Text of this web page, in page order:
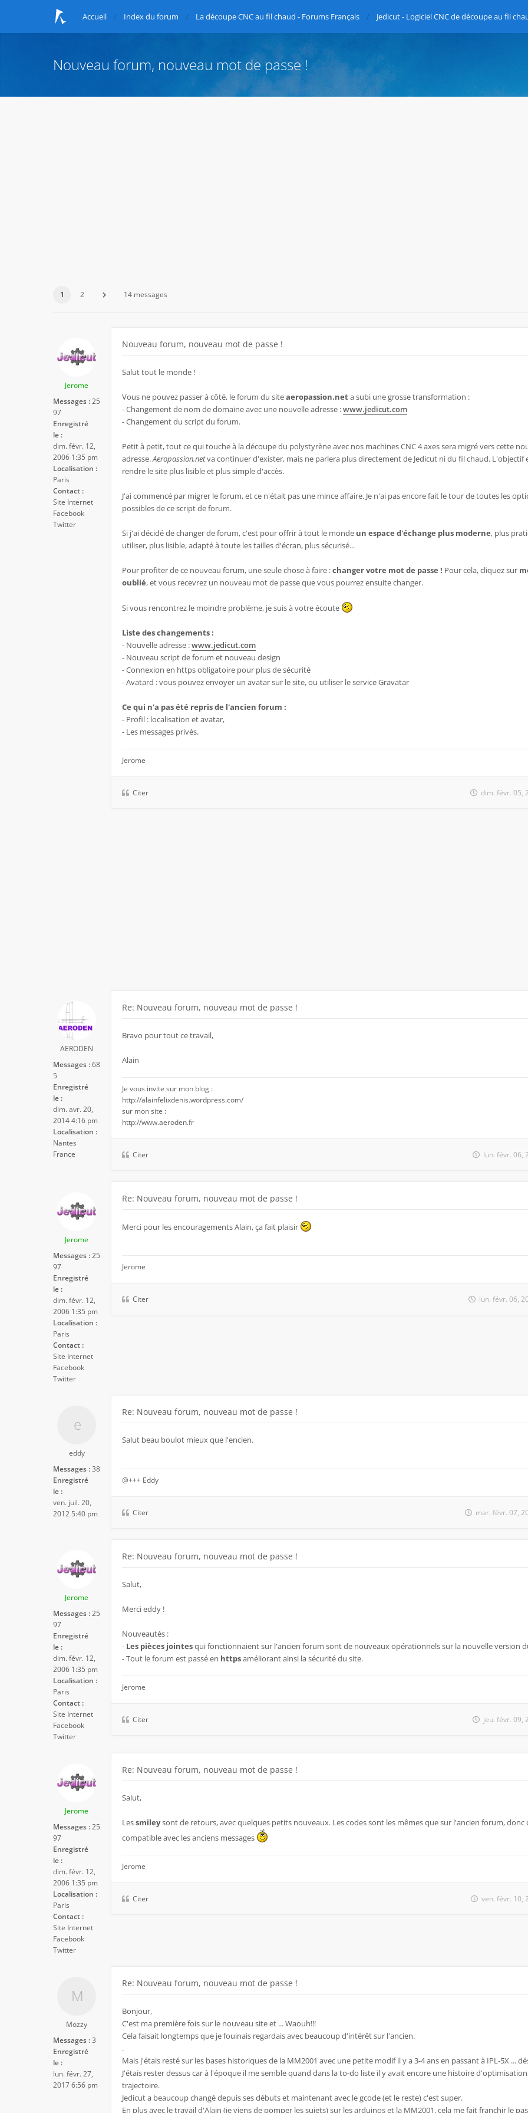
Accueil Index du forum La découpe CNC au fil chaud - Forums Français Jedicut - Logiciel CNC de découpe au fil
Nouveau forum, nouveau mot de passe !
1 2 14 messages
Jerome
Messages :25
97
Enregistré
le :
dim. févr. 12,
2006 1:35 pm
Localisation :
Paris
Contact :
Site Internet
Facebook
Twitter
Nouveau forum, nouveau mot de passe !
Salut tout le monde !
Vous ne pouvez passer à côté, le forum du siteaeropassion.neta subi une grosse transformation :
- Changement de nom de domaine avec une nouvelle adresse :www.jedicut.com
- Changement du script du forum.
Petit à petit, tout ce qui touche à la découpe du polystyrène avec nos machines CNC 4 axes sera migré vers cette
adresse.Aeropassion.netva continuer d'exister, mais ne parlera plus directement de Jedicut ni du fil chaud. L'objectif
rendre le site plus lisible et plus simple d'accès.
J'ai commencé par migrer le forum, et ce n'était pas une mince affaire. Je n'ai pas encore fait le tour de toutes les
possibles de ce script de forum.
Si j'ai décidé de changer de forum, c'est pour offrir à tout le monde un espace d'échange plus moderne, plus
utiliser, plus lisible, adapté à toute les tailles d'écran, plus sécurisé...
Pour profiter de ce nouveau forum, une seule chose à faire :changer votre mot de passe ! Pour cela, cliquez sur
oublié, et vous recevrez un nouveau mot de passe que vous pourrez ensuite changer.
Si vous rencontrez le moindre problème, je suis à votre écoute
Liste des changements :
- Nouvelle adresse :www.jedicut.com
- Nouveau script de forum et nouveau design
- Connexion en https obligatoire pour plus de sécurité
- Avatard : vous pouvez envoyer un avatar sur le site, ou utiliser le service Gravatar
Ce qui n'a pas été repris de l'ancien forum :
- Profil : localisation et avatar,
- Les messages privés.
Jerome
Citer dim. févr. 05,
AERODEN
Messages :68
5
Enregistré
le :
dim. avr. 20,
2014 4:16 pm
Localisation :
Nantes
France
Re: Nouveau forum, nouveau mot de passe !
Bravo pour tout ce travail,
Alain
Je vous invite sur mon blog :
http://alainfelixdenis.wordpress.com/
sur mon site :
http://www.aeroden.fr
Citer lun. févr. 06,
Jerome
Messages :25
97
Enregistré
le :
dim. févr. 12,
2006 1:35 pm
Localisation :
Paris
Contact :
Site Internet
Facebook
Twitter
Re: Nouveau forum, nouveau mot de passe !
Merci pour les encouragements Alain, ça fait plaisir
Jerome
Citer lun. févr. 06,
eddy
Messages :38
Enregistré
le :
ven. juil. 20,
2012 5:40 pm
Re: Nouveau forum, nouveau mot de passe !
Salut beau boulot mieux que l'encien.
@+++ Eddy
Citer mar. févr. 07,
Jerome
Messages :25
97
Enregistré
le :
dim. févr. 12,
2006 1:35 pm
Localisation :
Paris
Contact :
Site Internet
Facebook
Twitter
Re: Nouveau forum, nouveau mot de passe !
Salut,
Merci eddy !
Nouveautés :
- Les pièces jointesqui fonctionnaient sur l'ancien forum sont de nouveaux opérationnels sur la nouvelle version
- Tout le forum est passé en httpsaméliorant ainsi la sécurité du site.
Jerome
Citer jeu. févr. 09,
Jerome
Messages :25
97
Enregistré
le :
dim. févr. 12,
2006 1:35 pm
Localisation :
Paris
Contact :
Site Internet
Facebook
Twitter
Re: Nouveau forum, nouveau mot de passe !
Salut,
Lessmileysont de retours, avec quelques petits nouveaux. Les codes sont les mêmes que sur l'ancien forum, donc
compatible avec les anciens messages
Jerome
Citer ven. févr. 10,
Mozzy
Messages :3
Enregistré
le :
lun. févr. 27,
2017 6:56 pm
Re: Nouveau forum, nouveau mot de passe !
Bonjour,
C'est ma première fois sur le nouveau site et ... Waouh!!!
Cela faisait longtemps que je fouinais regardais avec beaucoup d'intérêt sur l'ancien.
.
Mais j'étais resté sur les bases historiques de la MM2001 avec une petite modif il y a 3-4 ans en passant à IPL-5X ...
J'étais rester dessus car à l'époque il me semble quand dans la to-do liste il y avait encore une histoire
trajectoire.
Jedicut a beaucoup changé depuis ses débuts et maintenant avec le gcode (et le reste) c'est super.
En plus avec le travail d'Alain (je viens de pomper les sujets) sur les arduinos et la MM2001, cela me fait franchir le